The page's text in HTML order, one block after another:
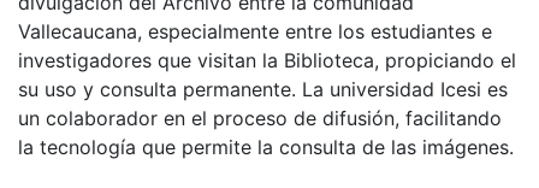
Vallecaucana, especialmente entre los estudiantes e
investigadores que visitan la Biblioteca, propiciando el
su uso y consulta permanente. La universidad Icesi es
un colaborador en el proceso de difusión, facilitando
la tecnología que permite la consulta de las imágenes.